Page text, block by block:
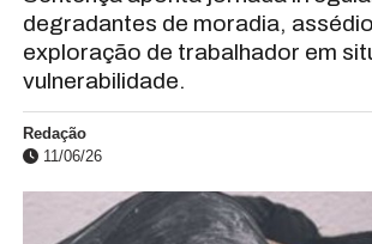
degradantes de moradia,
exploração de trabalhador em
vulnerabilidade.
Redação
11/06/26